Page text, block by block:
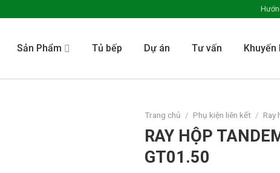
Sản Phẩm Tủ bếp Dự án Tư vấn Khuyến
Trang chủ / Phụ kiện liên kết / Ray
RAY HỘP
GT01.50